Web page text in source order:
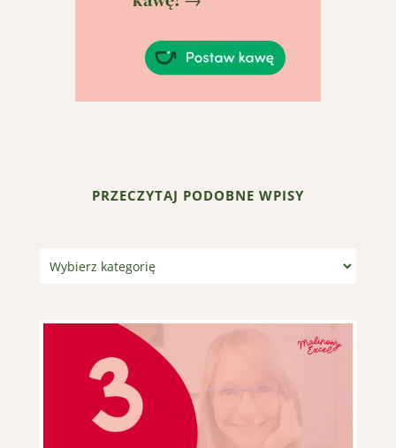
PRZECZYTAJ PODOBNE WPISY
Kategorie